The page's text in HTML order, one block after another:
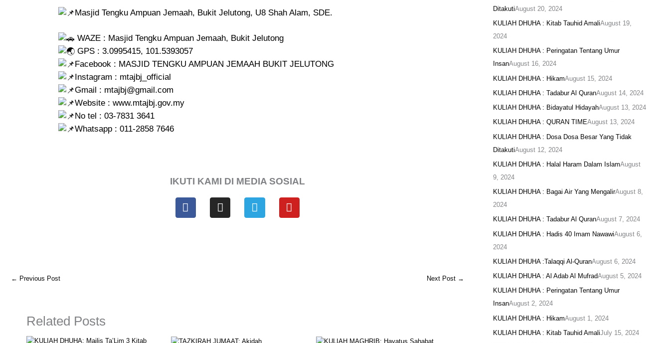
Masjid Tengku Ampuan Jemaah, Bukit Jelutong, U8 Shah Alam, SDE.
WAZE : Masjid Tengku Ampuan Jemaah, Bukit Jelutong
GPS : 3.0995415, 101.5393057
Facebook : MASJID TENGKU AMPUAN JEMAAH BUKIT JELUTONG
Instagram : mtajbj_official
Gmail : mtajbj@gmail.com
Website : www.mtajbj.gov.my
No tel : 03-7831 3641
Whatsapp : 011-2858 7646
IKUTI KAMI DI MEDIA SOSIAL
F
a
I
n
T
e
Y
o
← Previous Post Next Post →
Related Posts
DitakutiAugust 20, 2024
KULIAH DHUHA : Kitab Tauhid AmaliAugust 19,
2024
KULIAH DHUHA : Peringatan Tentang Umur
InsanAugust 16, 2024
KULIAH DHUHA : HikamAugust 15, 2024
KULIAH DHUHA : Tadabur Al QuranAugust 14, 2024
KULIAH DHUHA : Bidayatul HidayahAugust 13, 2024
KULIAH DHUHA : QURAN TIMEAugust 13, 2024
KULIAH DHUHA : Dosa Dosa Besar Yang Tidak
DitakutiAugust 12, 2024
KULIAH DHUHA : Halal Haram Dalam IslamAugust
9, 2024
KULIAH DHUHA : Bagai Air Yang MengalirAugust 8,
2024
KULIAH DHUHA : Tadabur Al QuranAugust 7, 2024
KULIAH DHUHA : Hadis 40 Imam NawawiAugust 6,
2024
KULIAH DHUHA :Talaqqi Al-QuranAugust 6, 2024
KULIAH DHUHA : Al Adab Al MufradAugust 5, 2024
KULIAH DHUHA : Peringatan Tentang Umur
InsanAugust 2, 2024
KULIAH DHUHA : HikamAugust 1, 2024
KULIAH DHUHA : Kitab Tauhid AmaliJuly 15, 2024